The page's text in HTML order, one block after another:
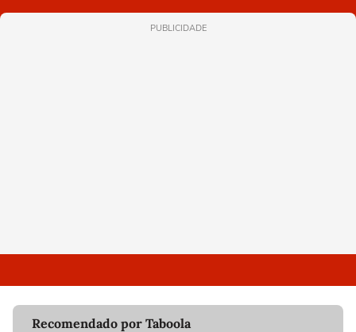
PUBLICIDADE
Recomendado por Taboola